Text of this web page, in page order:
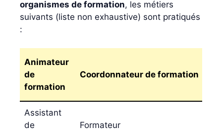
organismes de formation, les métiers
suivants (liste non exhaustive) sont pratiqués
:
Animateur
de
formation
Coordonnateur de formation
Assistant
de
Formateur